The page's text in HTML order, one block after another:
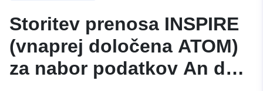
Storitev prenosa INSPIRE
(vnaprej določena ATOM)
za nabor podatkov An der